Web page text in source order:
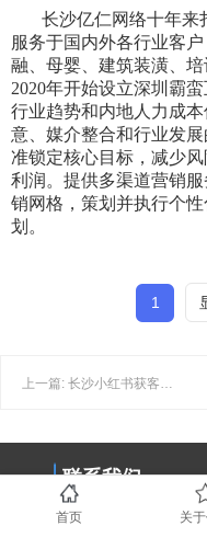
长沙亿仁网络十年来
服务于国内外各行业客
融、母婴、建筑装潢、培
2020年开始设立深圳霸
行业趋势和内地人力成
意、媒介整合和行业发
准锁定核心目标，减少
利润。提供多渠道营销
销网格，策划并执行个
划。
1
联系我们
首页 关